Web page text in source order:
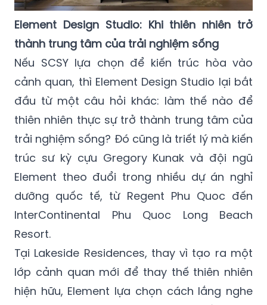
Element Design Studio: Khi thiên nhiên trở
thành trung tâm của trải nghiệm sống
Nếu SCSY lựa chọn để kiến trúc hòa vào
cảnh quan, thì Element Design Studio lại bắt
đầu từ một câu hỏi khác: làm thế nào để
thiên nhiên thực sự trở thành trung tâm của
trải nghiệm sống? Đó cũng là triết lý mà kiến
trúc sư kỳ cựu Gregory Kunak và đội ngũ
Element theo đuổi trong nhiều dự án nghỉ
dưỡng quốc tế, từ Regent Phu Quoc đến
InterContinental Phu Quoc Long Beach
Resort.
Tại Lakeside Residences, thay vì tạo ra một
lớp cảnh quan mới để thay thế thiên nhiên
hiện hữu, Element lựa chọn cách lắng nghe